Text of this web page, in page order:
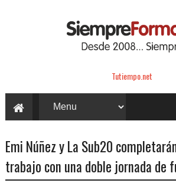
Tutiempo.net
Emi Núñez y La Sub20
trabajo con una doble jornada de